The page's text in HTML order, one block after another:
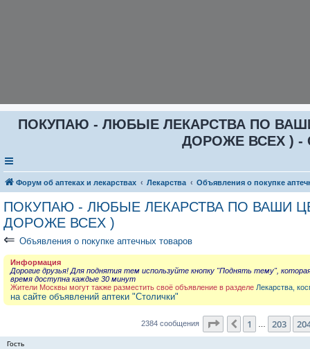
ПОКУПАЮ - ЛЮБЫЕ ЛЕКАРСТВА ПО ВАШИ
ДОРОЖЕ ВСЕХ ) -
Форум об аптеках и лекарствах Лекарства Объявления о покупке
ПОКУПАЮ - ЛЮБЫЕ ЛЕКАРСТВА ПО ВАШИ
ДОРОЖЕ ВСЕХ )
⇐ Объявления о покупке аптечных товаров
Информация
Дорогие друзья! Для поднятия тем используйте кнопку "Поднять тему",
время доступна каждые 30 минут
Жители Москвы могут также разместить своё объявление в разделе Лекарства,
на сайте объявлений аптеки "Столички"
2384 сообщения Страница 205из
Пред.
1 203
Гость